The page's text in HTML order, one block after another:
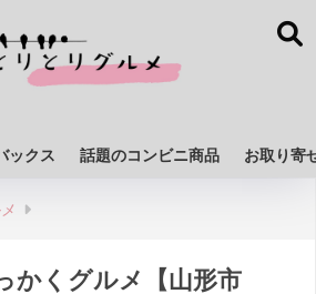
ックス 話題のコンビニ商品 お取り寄
かくグルメ【山形市